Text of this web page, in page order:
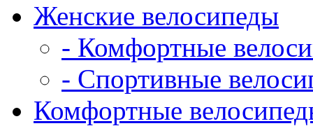
Женские велосипеды
- Комфортные
- Спортивные
Комфортные